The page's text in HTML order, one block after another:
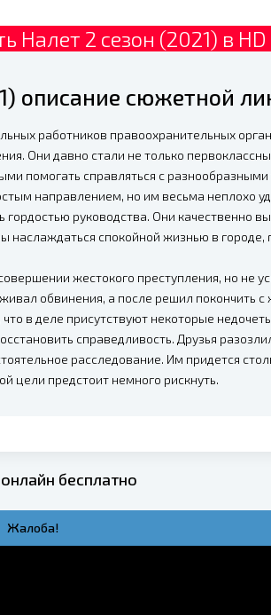
Налет 2 сезон (2021) в HD
описание сюжетной
работников правоохранительных
Они давно стали не только
помогать справляться с разнообразными
направлением, но им весьма неплохо
руководства. Они качественно
наслаждаться спокойной жизнью в городе,
жестокого преступления, но не
обвинения, а после решил покончить с
в деле присутствуют некоторые
справедливость. Друзья
расследование. Им придется
цели предстоит немного рискнуть.
бесплатно
Жалоба!